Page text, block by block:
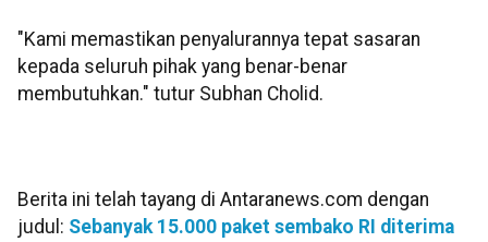
"Kami memastikan penyalurannya tepat sasaran
kepada seluruh pihak yang benar-benar
membutuhkan." tutur Subhan Cholid.
Berita ini telah tayang di Antaranews.com dengan
judul: Sebanyak 15.000 paket sembako RI diterima